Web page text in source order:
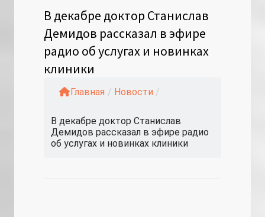
В декабре доктор Станислав
Демидов рассказал в эфире
радио об услугах и новинках
клиники
Главная / Новости /
В декабре доктор Станислав
Демидов рассказал в эфире радио
об услугах и новинках клиники